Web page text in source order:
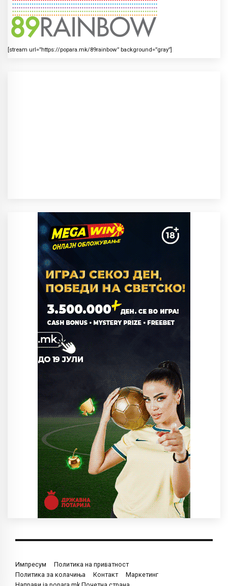
[stream url=”https://popara.mk/89rainbow” background=”gray”]
Импресум
Политика на приватност
Политика за колачиња
Контакт
Маркетинг